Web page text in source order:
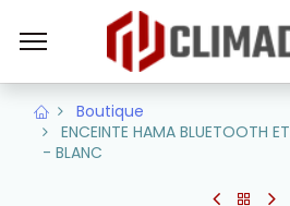
Boutique
ENCEINTE HAMA BLUETOOTH
- BLANC